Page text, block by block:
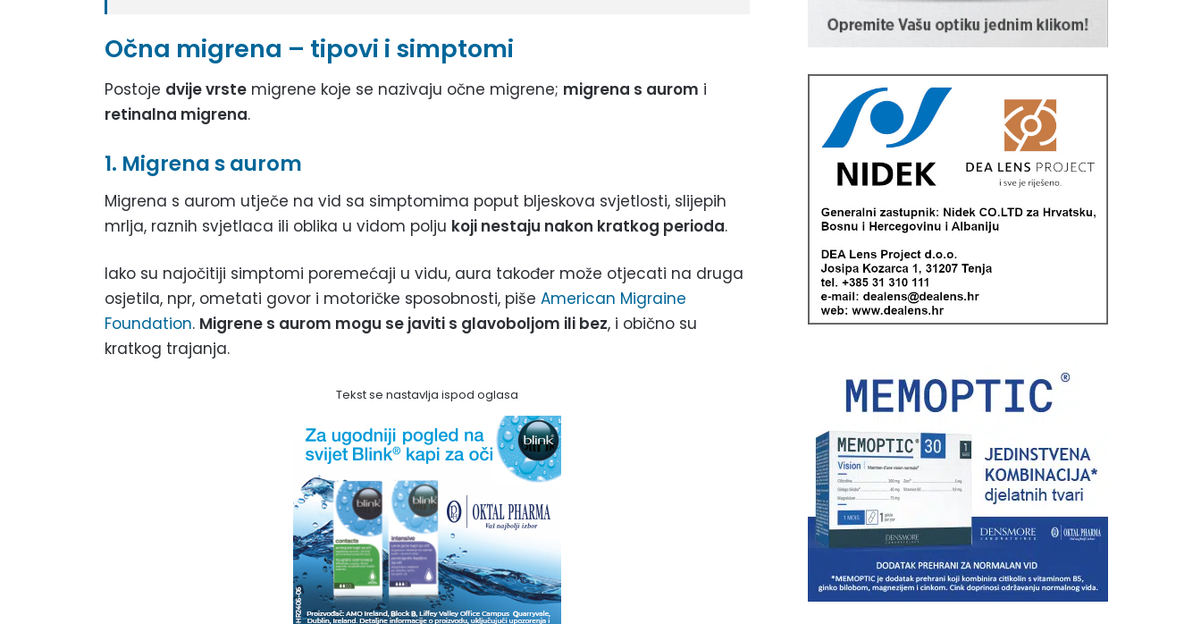
Očna migrena – tipovi i simptomi
Postoje dvije vrste migrene koje se nazivaju očne migrene; migrena s aurom i
retinalna migrena.
1. Migrena s aurom
Migrena s aurom utječe na vid sa simptomima poput bljeskova svjetlosti, slijepih
mrlja, raznih svjetlaca ili oblika u vidom polju koji nestaju nakon kratkog perioda.
Iako su najočitiji simptomi poremećaji u vidu, aura također može otjecati na druga
osjetila, npr, ometati govor i motoričke sposobnosti, piše American Migraine
Foundation. Migrene s aurom mogu se javiti s glavoboljom ili bez, i obično su
kratkog trajanja.
Tekst se nastavlja ispod oglasa